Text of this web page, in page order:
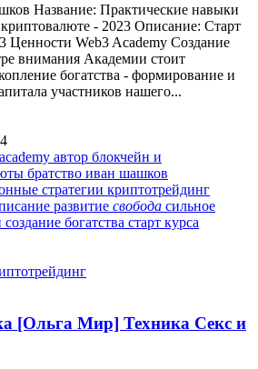
Название: Практические навыки
криптовалюте - 2023 Описание: Старт
Ценности Web3 Academy Создание
внимания Академии стоит
богатства - формирование и
участников нашего...
автор блокчейн и
братство иван шашков
стратегии криптотрейдинг
развитие свобода сильное
создание богатства старт курса
[Ольга Мир] Техника Секс и